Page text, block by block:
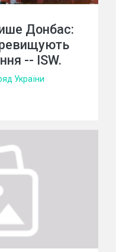
Донбас:
-- ISW.
України